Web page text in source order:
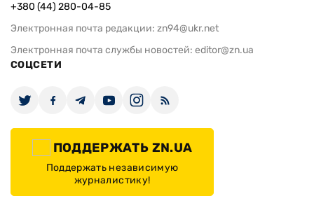
+380 (44) 280-04-85
Электронная почта редакции: zn94@ukr.net
Электронная почта службы новостей: editor@zn.ua
СОЦСЕТИ
ПОДДЕРЖАТЬ ZN.UA
Поддержать независимую
журналистику!